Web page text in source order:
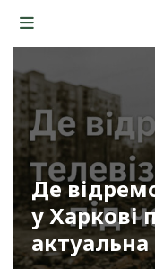
Де
у Харкові